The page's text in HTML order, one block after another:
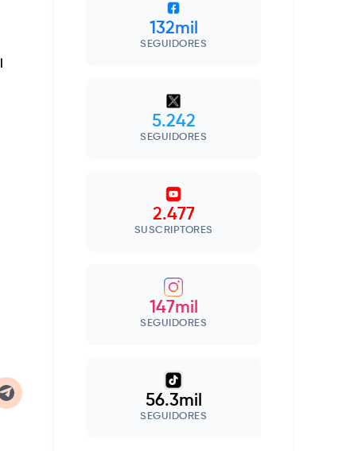
132mil
SEGUIDORES
5.242
SEGUIDORES
2.477
SUSCRIPTORES
147mil
SEGUIDORES
56.3mil
SEGUIDORES